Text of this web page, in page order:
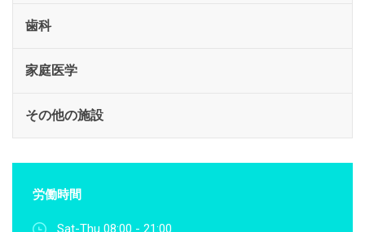
歯科
家庭医学
その他の施設
労働時間
Sat-Thu 08:00 - 21:00